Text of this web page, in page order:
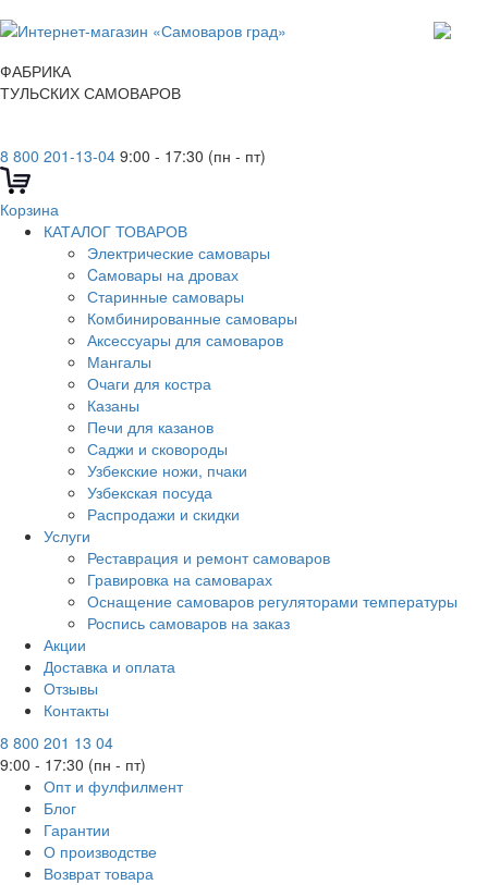
ФАБРИКА
ТУЛЬСКИХ САМОВАРОВ
8 800 201-13-04 9:00 - 17:30 (пн - пт)
Корзина
КАТАЛОГ ТОВАРОВ
Электрические самовары
Cамовары на дровах
Старинные самовары
Комбинированные самовары
Аксессуары для самоваров
Мангалы
Очаги для костра
Казаны
Печи для казанов
Саджи и сковороды
Узбекские ножи, пчаки
Узбекская посуда
Распродажи и скидки
Услуги
Реставрация и ремонт самоваров
Гравировка на самоварах
Оснащение самоваров регуляторами температуры
Роспись самоваров на заказ
Акции
Доставка и оплата
Отзывы
Контакты
8 800 201 13 04
9:00 - 17:30 (пн - пт)
Опт и фулфилмент
Блог
Гарантии
О производстве
Возврат товара